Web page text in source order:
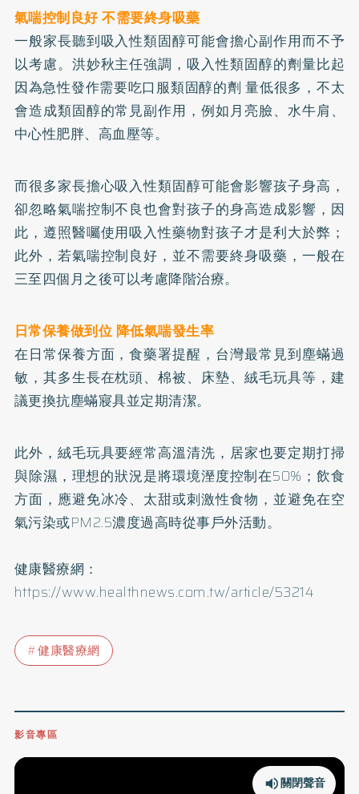
氣喘控制良好 不需要終身吸藥
一般家長聽到吸入性類固醇可能會擔心副作用而不予
以考慮。洪妙秋主任強調，吸入性類固醇的劑量比起
因為急性發作需要吃口服類固醇的劑 量低很多，不太
會造成類固醇的常見副作用，例如月亮臉、水牛肩、
中心性肥胖、 高血壓等。
而很多家長擔心吸入性類固醇可能會影響孩子身高，
卻忽略氣喘控制不良也會對孩子的身高造成影響，因
此，遵照醫囑使用吸入性藥物對孩子才是利大於弊；
此外，若氣喘控制良好，並不需要終身吸藥，一般在
三至四個月之後可以考慮降階治療。
日常保養做到位 降低氣喘發生率
在日常保養方面，食藥署提醒，台灣最常見到塵蟎過
敏，其多生長在枕頭、棉被、床墊、絨毛玩具等，建
議更換抗塵蟎寢具並定期清潔。
此外，絨毛玩具要經常高溫清洗，居家也要定期打掃
與除濕，理想的狀況是將環境溼度控制在50%；飲食
方面，應避免冰冷、太甜或刺激性食物，並避免在空
氣污染或PM2.5濃度過高時從事戶外活動。
健康醫療網：
https://www.healthnews.com.tw/article/53214
健康醫療網
影音專區
關閉聲音